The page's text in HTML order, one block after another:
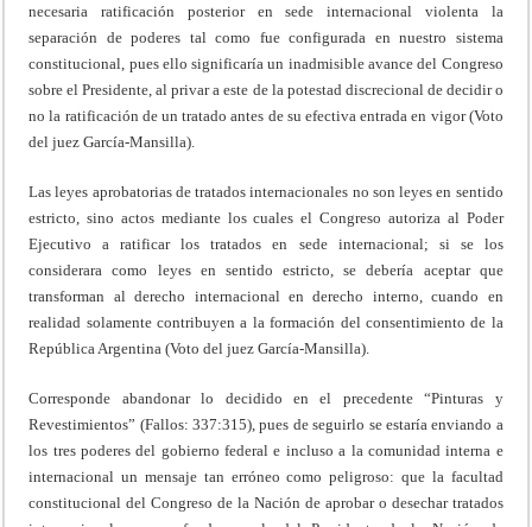
necesaria ratificación posterior en sede internacional violenta la
separación de poderes tal como fue configurada en nuestro sistema
constitucional, pues ello significaría un inadmisible avance del Congreso
sobre el Presidente, al privar a este de la potestad discrecional de decidir o
no la ratificación de un tratado antes de su efectiva entrada en vigor (Voto
del juez García-Mansilla).
Las leyes aprobatorias de tratados internacionales no son leyes en sentido
estricto, sino actos mediante los cuales el Congreso autoriza al Poder
Ejecutivo a ratificar los tratados en sede internacional; si se los
considerara como leyes en sentido estricto, se debería aceptar que
transforman al derecho internacional en derecho interno, cuando en
realidad solamente contribuyen a la formación del consentimiento de la
República Argentina (Voto del juez García-Mansilla).
Corresponde abandonar lo decidido en el precedente “Pinturas y
Revestimientos” (Fallos: 337:315), pues de seguirlo se estaría enviando a
los tres poderes del gobierno federal e incluso a la comunidad interna e
internacional un mensaje tan erróneo como peligroso: que la facultad
constitucional del Congreso de la Nación de aprobar o desechar tratados